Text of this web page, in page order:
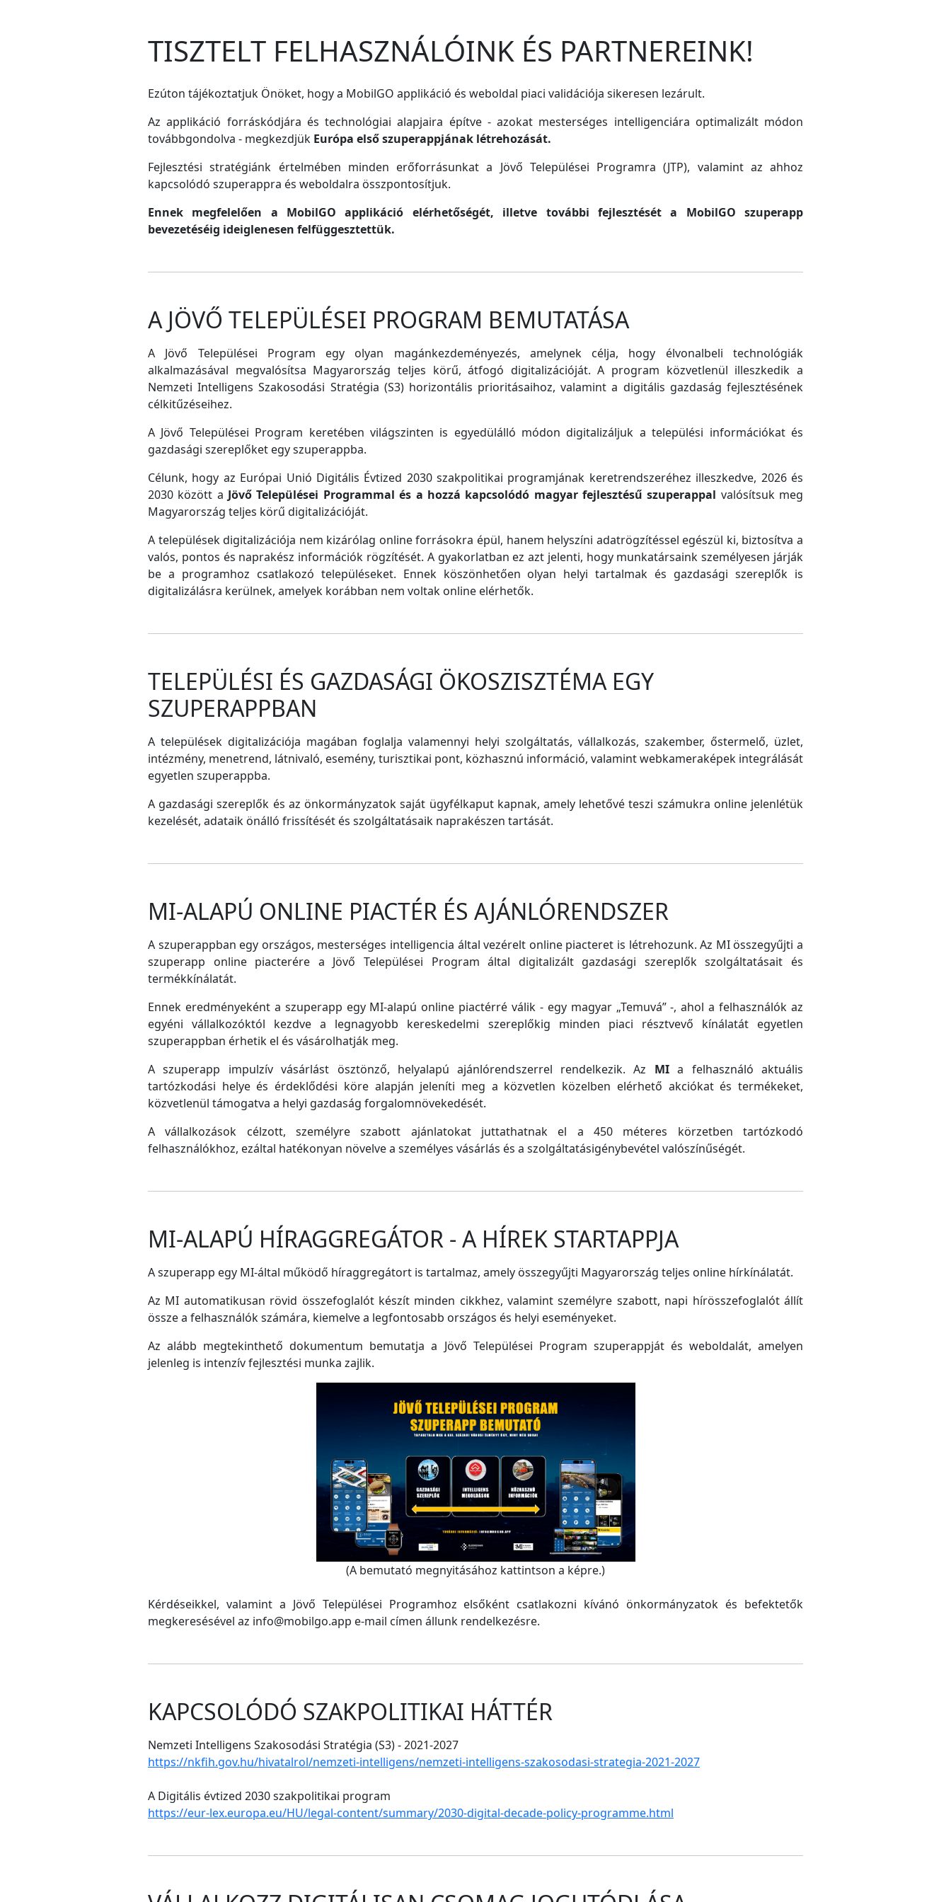
TISZTELT FELHASZNÁLÓINK ÉS PARTNEREINK!
Ezúton tájékoztatjuk Önöket, hogy a MobilGO applikáció és weboldal piaci validációja sikeresen lezárult.
Az applikáció forráskódjára és technológiai alapjaira építve - azokat mesterséges intelligenciára optimalizált módon
továbbgondolva - megkezdjük Európa első szuperappjának létrehozását.
Fejlesztési stratégiánk értelmében minden erőforrásunkat a Jövő Települései Programra (JTP), valamint az ahhoz
kapcsolódó szuperappra és weboldalra összpontosítjuk.
Ennek megfelelően a MobilGO applikáció elérhetőségét, illetve további fejlesztését a MobilGO szuperapp
bevezetéséig ideiglenesen felfüggesztettük.
A JÖVŐ TELEPÜLÉSEI PROGRAM BEMUTATÁSA
A Jövő Települései Program egy olyan magánkezdeményezés, amelynek célja, hogy élvonalbeli technológiák
alkalmazásával megvalósítsa Magyarország teljes körű, átfogó digitalizációját. A program közvetlenül illeszkedik a
Nemzeti Intelligens Szakosodási Stratégia (S3) horizontális prioritásaihoz, valamint a digitális gazdaság fejlesztésének
célkitűzéseihez.
A Jövő Települései Program keretében világszinten is egyedülálló módon digitalizáljuk a települési információkat és
gazdasági szereplőket egy szuperappba.
Célunk, hogy az Európai Unió Digitális Évtized 2030 szakpolitikai programjának keretrendszeréhez illeszkedve, 2026 és
2030 között a Jövő Települései Programmal és a hozzá kapcsolódó magyar fejlesztésű szuperappal valósítsuk meg
Magyarország teljes körű digitalizációját.
A települések digitalizációja nem kizárólag online forrásokra épül, hanem helyszíni adatrögzítéssel egészül ki, biztosítva a
valós, pontos és naprakész információk rögzítését. A gyakorlatban ez azt jelenti, hogy munkatársaink személyesen járják
be a programhoz csatlakozó településeket. Ennek köszönhetően olyan helyi tartalmak és gazdasági szereplők is
digitalizálásra kerülnek, amelyek korábban nem voltak online elérhetők.
TELEPÜLÉSI ÉS GAZDASÁGI ÖKOSZISZTÉMA EGY
SZUPERAPPBAN
A települések digitalizációja magában foglalja valamennyi helyi szolgáltatás, vállalkozás, szakember, őstermelő, üzlet,
intézmény, menetrend, látnivaló, esemény, turisztikai pont, közhasznú információ, valamint webkameraképek integrálását
egyetlen szuperappba.
A gazdasági szereplők és az önkormányzatok saját ügyfélkaput kapnak, amely lehetővé teszi számukra online jelenlétük
kezelését, adataik önálló frissítését és szolgáltatásaik naprakészen tartását.
MI-ALAPÚ ONLINE PIACTÉR ÉS AJÁNLÓRENDSZER
A szuperappban egy országos, mesterséges intelligencia által vezérelt online piacteret is létrehozunk. Az MI összegyűjti a
szuperapp online piacterére a Jövő Települései Program által digitalizált gazdasági szereplők szolgáltatásait és
termékkínálatát.
Ennek eredményeként a szuperapp egy MI-alapú online piactérré válik - egy magyar „Temuvá” -, ahol a felhasználók az
egyéni vállalkozóktól kezdve a legnagyobb kereskedelmi szereplőkig minden piaci résztvevő kínálatát egyetlen
szuperappban érhetik el és vásárolhatják meg.
A szuperapp impulzív vásárlást ösztönző, helyalapú ajánlórendszerrel rendelkezik. Az MIa felhasználó aktuális
tartózkodási helye és érdeklődési köre alapján jeleníti meg a közvetlen közelben elérhető akciókat és termékeket,
közvetlenül támogatva a helyi gazdaság forgalomnövekedését.
A vállalkozások célzott, személyre szabott ajánlatokat juttathatnak el a 450 méteres körzetben tartózkodó
felhasználókhoz, ezáltal hatékonyan növelve a személyes vásárlás és a szolgáltatásigénybevétel valószínűségét.
MI-ALAPÚ HÍRAGGREGÁTOR - A HÍREK STARTAPPJA
A szuperapp egy MI-által működő híraggregátort is tartalmaz, amely összegyűjti Magyarország teljes online hírkínálatát.
Az MI automatikusan rövid összefoglalót készít minden cikkhez, valamint személyre szabott, napi hírösszefoglalót állít
össze a felhasználók számára, kiemelve a legfontosabb országos és helyi eseményeket.
Az alább megtekinthető dokumentum bemutatja a Jövő Települései Program szuperappját és weboldalát, amelyen
jelenleg is intenzív fejlesztési munka zajlik.
(A bemutató megnyitásához kattintson a képre.)
Kérdéseikkel, valamint a Jövő Települései Programhoz elsőként csatlakozni kívánó önkormányzatok és befektetők
megkeresésével az info@mobilgo.app e-mail címen állunk rendelkezésre.
KAPCSOLÓDÓ SZAKPOLITIKAI HÁTTÉR
Nemzeti Intelligens Szakosodási Stratégia (S3) - 2021-2027
https://nkfih.gov.hu/hivatalrol/nemzeti-intelligens/nemzeti-intelligens-szakosodasi-strategia-2021-2027
A Digitális évtized 2030 szakpolitikai program
https://eur-lex.europa.eu/HU/legal-content/summary/2030-digital-decade-policy-programme.html